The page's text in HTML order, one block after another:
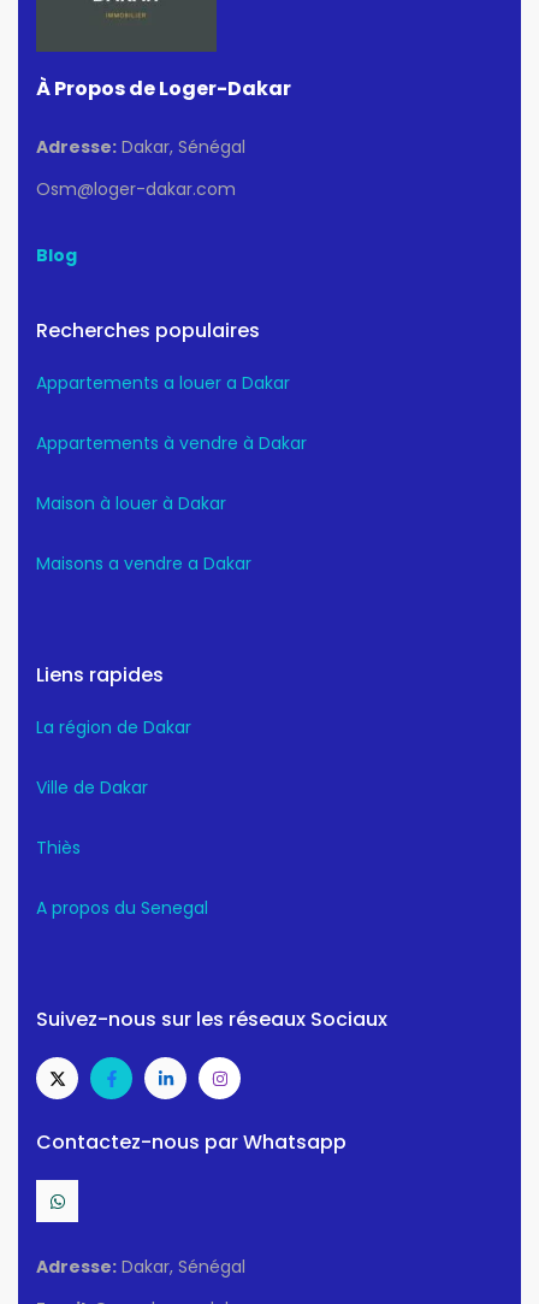
À Propos de Loger-Dakar
Adresse: Dakar, Sénégal
Osm@loger-dakar.com
Blog
Recherches populaires
Appartements a louer a Dakar
Appartements à vendre à Dakar
Maison à louer à Dakar
Maisons a vendre a Dakar
Liens rapides
La région de Dakar
Ville de Dakar
Thiès
A propos du Senegal
Suivez-nous sur les réseaux Sociaux
Contactez-nous par Whatsapp
Adresse: Dakar, Sénégal